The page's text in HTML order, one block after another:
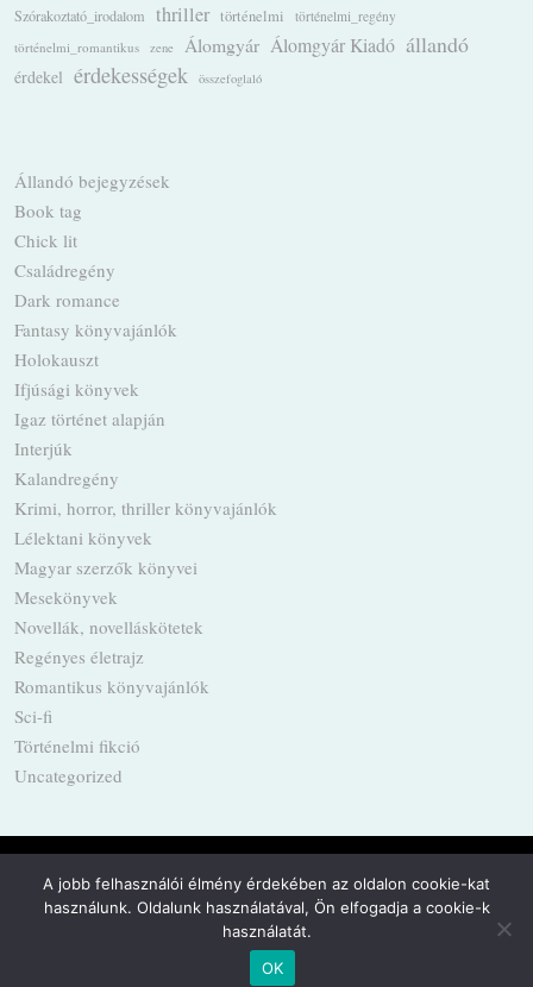
Szórakoztató_irodalom thriller történelmi
történelmi_regény
történelmi_romantikus
zene Álomgyár Álomgyár Kiadó állandó
érdekel érdekességek összefoglaló
Állandó bejegyzések
Book tag
Chick lit
Családregény
Dark romance
Fantasy könyvajánlók
Holokauszt
Ifjúsági könyvek
Igaz történet alapján
Interjúk
Kalandregény
Krimi, horror, thriller könyvajánlók
Lélektani könyvek
Magyar szerzők könyvei
Mesekönyvek
Novellák, novelláskötetek
Regényes életrajz
Romantikus könyvajánlók
Sci-fi
Történelmi fikció
Uncategorized
Powered by WordPress ·Built withUntitled
A jobb felhasználói élmény érdekében az oldalon cookie-kat
használunk. Oldalunk használatával, Ön elfogadja a cookie-k
használatát.
OK